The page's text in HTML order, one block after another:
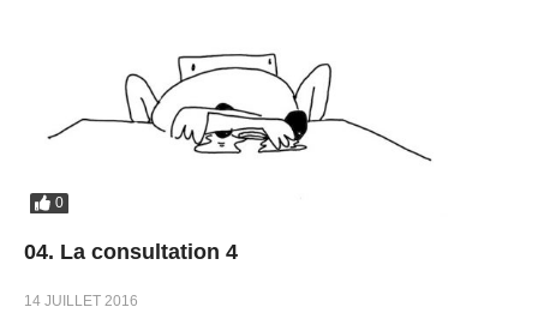
0
04. La consultation 4
14 JUILLET 2016